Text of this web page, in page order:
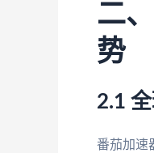
二
势
2.1
番茄加速